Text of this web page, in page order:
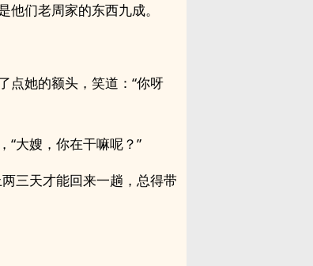
们老周家的东西九成。
点她的额头，笑道：“你呀
“大嫂，你在干嘛呢？”
三天才能回来一趟，总得带